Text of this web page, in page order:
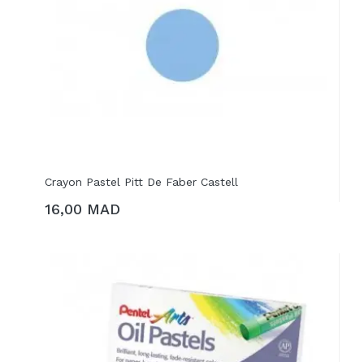
Crayon Pastel Pitt De Faber Castell
AJOUTER AU PANIER
16,00 MAD